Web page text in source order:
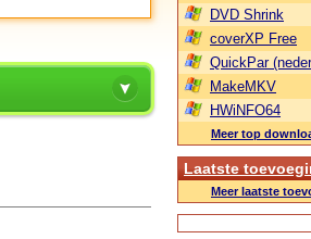
DVD Shrink
coverXP Free
QuickPar
MakeMKV
HWiNFO64
Meer top
Laatste
Meer laatste